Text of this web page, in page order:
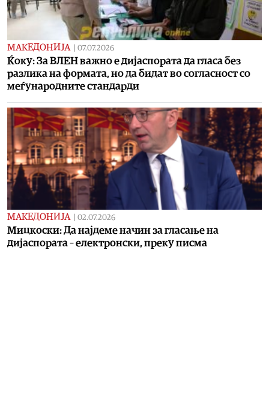
МАКЕДОНИЈА | 07.07.2026
Ќоку: За ВЛЕН важно е дијаспората да гласа без
разлика на формата, но да бидат во согласност со
меѓународните стандарди
МАКЕДОНИЈА | 02.07.2026
Мицкоски: Да најдеме начин за гласање на
дијаспората – електронски, преку писма